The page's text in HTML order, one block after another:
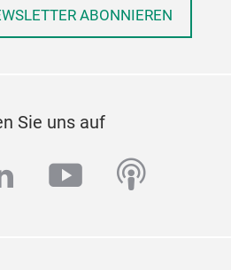
ABONNIEREN
Sie uns auf
youtube